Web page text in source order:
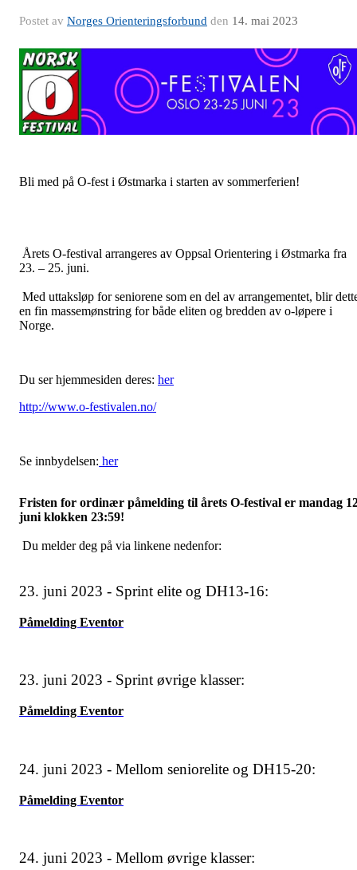
Postet av Norges Orienteringsforbund den 14. mai 2023
Bli med på O-fest i Østmarka i starten av sommerferien!
Årets O-festival arrangeres av Oppsal Orientering i Østmarka fra
23. – 25. juni.
Med uttaksløp for seniorene som en del av arrangementet, blir
en fin massemønstring for både eliten og bredden av o-løpere i
Norge.
Du ser hjemmesiden deres: her
http://www.o-festivalen.no/
Se innbydelsen: her
Fristen for ordinær påmelding til årets O-festival er mandag
juni klokken 23:59!
Du melder deg på via linkene nedenfor:
23. juni 2023 - Sprint elite og DH13-16:
Påmelding Eventor
23. juni 2023 - Sprint øvrige klasser:
Påmelding Eventor
24. juni 2023 - Mellom seniorelite og DH15-20:
Påmelding Eventor
24. juni 2023 - Mellom øvrige klasser: